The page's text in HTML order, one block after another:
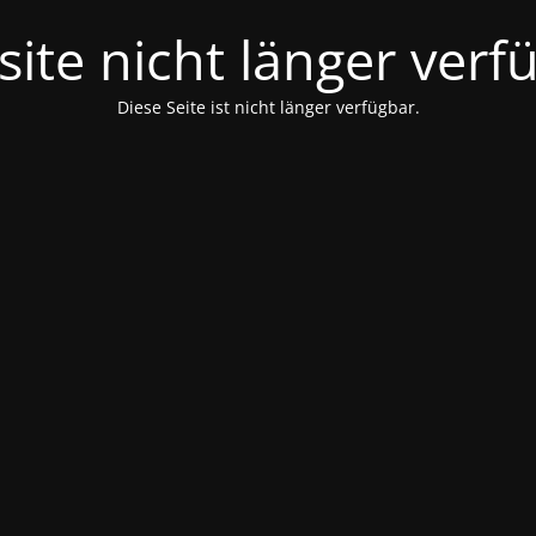
nicht länger
Diese Seite ist nicht länger verfügbar.